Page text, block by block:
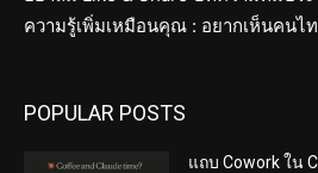
ความรู้เพิ่มเหมือนคุณ : อยากเห็นคนไท
POPULAR POSTS
แถบ Cowork ใน